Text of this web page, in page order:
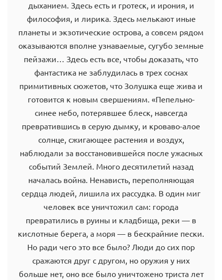
дыханием. Здесь есть и гротеск, и ирония, и
философия, и лирика. Здесь мелькают иные
планеты и экзотические острова, а совсем рядом
оказываются вполне узнаваемые, сугубо земные
пейзажи… Здесь есть все, чтобы доказать, что
фантастика не заблудилась в трех соснах
примитивных сюжетов, что Золушка еще жива и
готовится к новым свершениям. «Пепельно-
синее небо, потерявшее блеск, навсегда
превратившись в серую дымку, и кроваво-алое
солнце, сжигающее растения и воздух,
наблюдали за восстановившейся после ужасных
событий Землей. Много десятилетий назад
началась война. Ненависть, переполняющая
сердца людей, лишила их рассудка. В один миг
человек все уничтожил сам: города
превратились в руины и кладбища, реки — в
кислотные берега, а моря — в бескрайние пески.
Но ради чего это все было? Люди до сих пор
сражаются друг с другом, но оружия у них
больше нет, оно все было уничтожено триста лет